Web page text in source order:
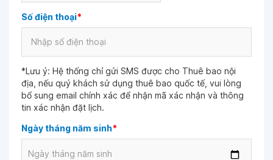
Số điện thoại*
*Lưu ý: Hệ thống chỉ gửi SMS được cho Thuê bao nội
địa, nếu quý khách sử dụng thuê bao quốc tế, vui lòng
bổ sung email chính xác để nhận mã xác nhận và thông
tin xác nhận đặt lịch.
Ngày tháng năm sinh*
Ngày tháng năm sinh